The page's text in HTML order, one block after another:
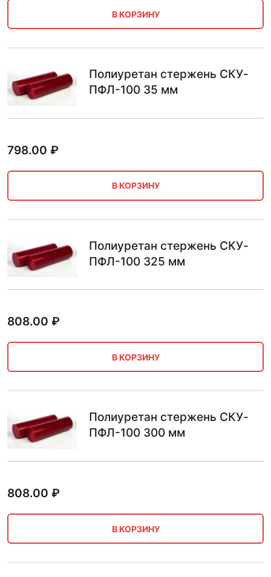
В КОРЗИНУ
Полиуретан стержень СКУ-
ПФЛ-100 35 мм
798.00 ₽
В КОРЗИНУ
Полиуретан стержень СКУ-
ПФЛ-100 325 мм
808.00 ₽
В КОРЗИНУ
Полиуретан стержень СКУ-
ПФЛ-100 300 мм
808.00 ₽
В КОРЗИНУ